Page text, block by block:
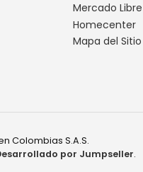
Mercado Libre
Homecenter
Mapa del Sitio
Colombias S.A.S.
por Jumpseller.